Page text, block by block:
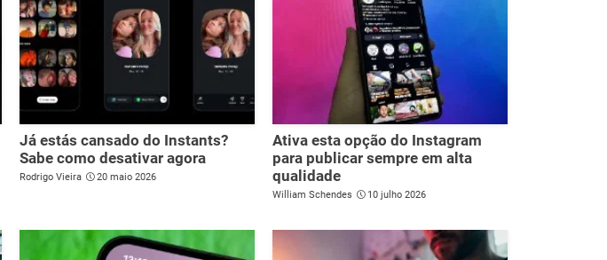
Já estás cansado do Instants?
Sabe como desativar agora
Rodrigo Vieira 20 maio 2026
Ativa esta opção do Instagram
para publicar sempre em alta
qualidade
William Schendes 10 julho 2026